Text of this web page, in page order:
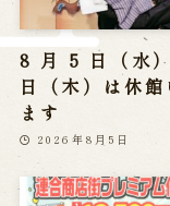
8 月 5 日（水
日（木）は休館
ます
2026年8月5日